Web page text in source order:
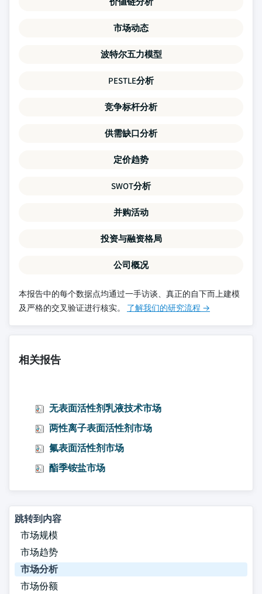
市场动态
波特尔五力模型
PESTLE分析
竞争标杆分析
供需缺口分析
定价趋势
SWOT分析
并购活动
投资与融资格局
公司概况
本报告中的每个数据点均通过一手访谈、真正的自下而上建模
及严格的交叉验证进行核实。 了解我们的研究流程 →
相关报告
无表面活性剂乳液技术市场
两性离子表面活性剂市场
氟表面活性剂市场
酯季铵盐市场
跳转到内容
市场规模
市场趋势
市场分析
市场份额